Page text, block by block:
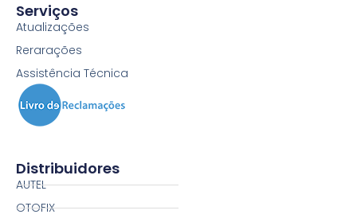
Serviços
Atualizações
Rerarações
Assistência Técnica
Distribuidores
AUTEL
OTOFIX